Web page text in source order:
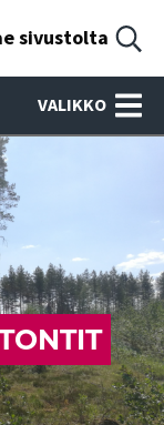
sivustolta
VALIKKO